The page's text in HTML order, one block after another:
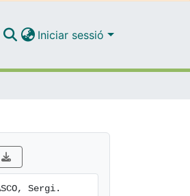
Iniciar sessió
Sergi.